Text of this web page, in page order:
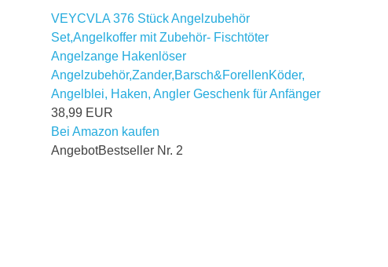
VEYCVLA 376 Stück Angelzubehör
Set,Angelkoffer mit Zubehör- Fischtöter
Angelzange Hakenlöser
Angelzubehör,Zander,Barsch&ForellenKöder,
Angelblei, Haken, Angler Geschenk für Anfänger
38,99 EUR
Bei Amazon kaufen
AngebotBestseller Nr. 2